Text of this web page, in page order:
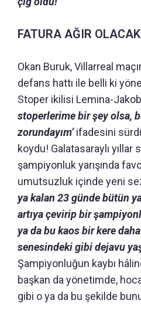
FATURA AĞIR
Okan Buruk, Villarreal
defans hattı ile belli ki
Stoper ikilisi Lemina-
stoperlerime bir şey olsa,
zorundayım’ifadesini
koydu! Galatasaraylı yıllar
şampiyonluk yarışında
umutsuzluk içinde yeni
ya kalan 23 günde bütün
artıya çevirip bir
ya da bu kaos bir kere
senesindeki gibi dejavu
Şampiyonluğun kaybı
başkan da yönetimde,
gibi o ya da bu şekilde